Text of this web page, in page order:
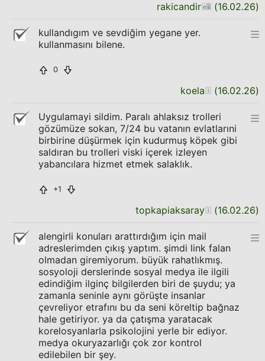
rakicandir (16.02.26)
kullandıgım ve sevdiğim yegane yer.
kullanmasını bilene.
0
koela (16.02.26)
Uygulamayi sildim. Paralı ahlaksız trolleri
gözümüze sokan, 7/24 bu vatanın evlatlarıni
birbirine düşürmek için kudurmuş köpek gibi
saldıran bu trolleri viski içerek izleyen
yabancılara hizmet etmek salaklık.
+1
topkapiaksaray (16.02.26)
alengirli konuları arattırdığım için mail
adreslerimden çıkış yaptım. şimdi link falan
olmadan giremiyorum. büyük rahatlıkmış.
sosyoloji derslerinde sosyal medya ile ilgili
edindiğim ilginç bilgilerden biri de şuydu; ya
zamanla seninle aynı görüşte insanlar
çevreliyor etrafını bu da seni köreltip bağnaz
hale getiriyor. ya da çatışma yaratacak
korelosyanlarla psikolojini yerle bir ediyor.
medya okuryazarlığı çok zor kontrol
edilebilen bir şey.